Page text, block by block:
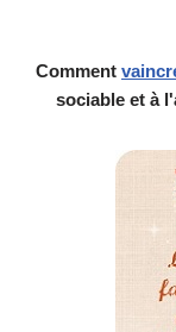
Comment
sociable et à